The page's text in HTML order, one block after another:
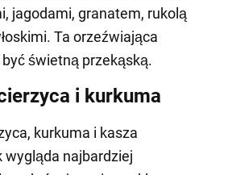
jagodami, granatem, rukolą
Ta orzeźwiająca
być świetną przekąską.
i kurkuma
kurkuma i kasza
wygląda najbardziej